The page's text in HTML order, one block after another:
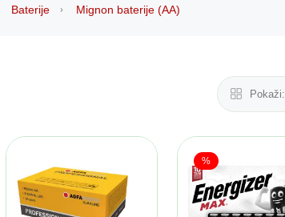
Baterije Mignon baterije (AA)
Pokaži:
%